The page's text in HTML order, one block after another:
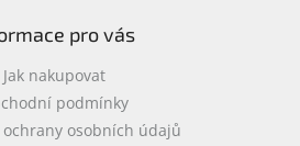
pro vás
Jak nakupovat
podmínky
ochrany osobních údajů